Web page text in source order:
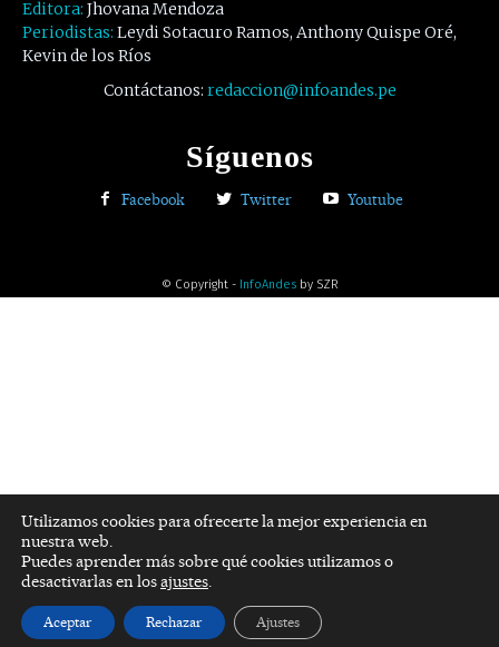
Editora: Jhovana Mendoza
Periodistas: Leydi Sotacuro Ramos, Anthony Quispe Oré,
Kevin de los Ríos
Contáctanos: redaccion@infoandes.pe
Síguenos
Facebook Twitter Youtube
© Copyright - InfoAndesby SZR
Utilizamos cookies para ofrecerte la mejor experiencia en
nuestra web.
Puedes aprender más sobre qué cookies utilizamos o
desactivarlas en losajustes.
Aceptar Rechazar Ajustes